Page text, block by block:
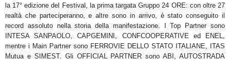
la 17° edizione del Festival, la primatargata Gruppo 24 ORE: con oltre 27
realtà che parteciperanno, e altre sono in arrivo, è stato conseguito il
record assoluto nella storia della manifestazione. Top Partner sono
INTESA SANPAOLO, CAPGEMINI, CONFCOOPERATIVE ed ENEL,
mentre i Main Partner sono FERROVIE DELLO STATO ITALIANE, ITAS
Mutua e SIMEST. Gli OFFICIAL PARTNER sono ABI, AUTOSTRADA